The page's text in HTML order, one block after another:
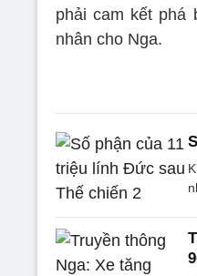
phải cam kết phá
nhân cho Nga.